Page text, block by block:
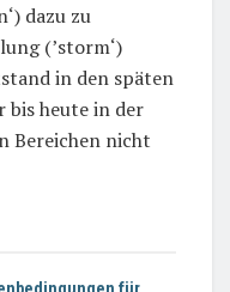
dazu zu
(’storm‘)
in den späten
bis heute in der
Bereichen nicht
für